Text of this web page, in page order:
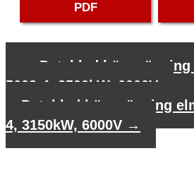
PDF
Datablad
5602-4, 2500kW, 6000V
Datablad högspänning
4, 3150kW, 6000V →